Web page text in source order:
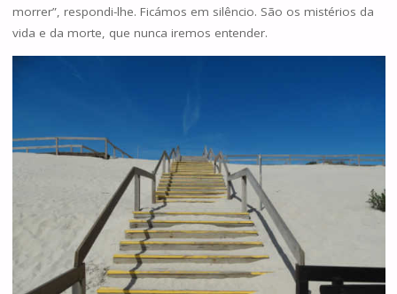
morrer”, respondi-lhe. Ficámos em silêncio. São os mistérios da
vida e da morte, que nunca iremos entender.